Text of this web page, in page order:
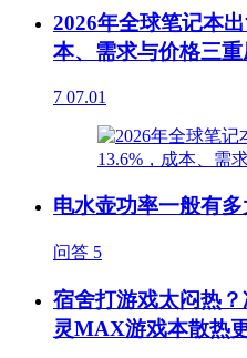
2026年全球笔记本
本、需求与价格三重
7 07.01
电水壶功率一般有
问答 5
宿舍打游戏太闷热
灵MAX游戏本散热